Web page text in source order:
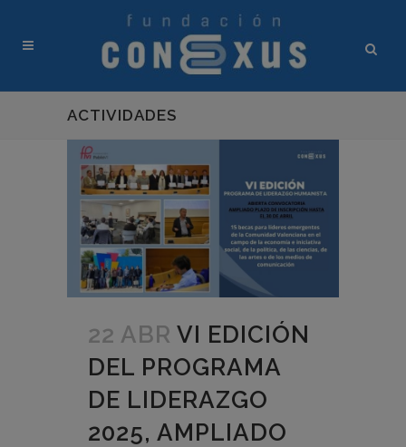
ACTIVIDADES
22 ABR VI EDICIÓN
DEL PROGRAMA
DE LIDERAZGO
2025, AMPLIADO